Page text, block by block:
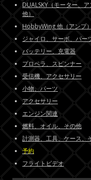
DUALSKY（モーター、ア
他）
HobbyWing 他（アンプ）
ジャイロ、サーボ、パー
バッテリー、充電器
プロペラ、スピンナー
受信機、アクセサリー
小物、パーツ
アクセサリー
エンジン関連
燃料、オイル、その他
計測器、工具、ケース、
予約
フライトビデオ